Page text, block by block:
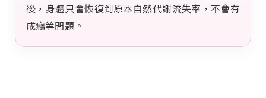
後，身體只會恢復到原本自然代謝流失率，不會有
成癮等問題。